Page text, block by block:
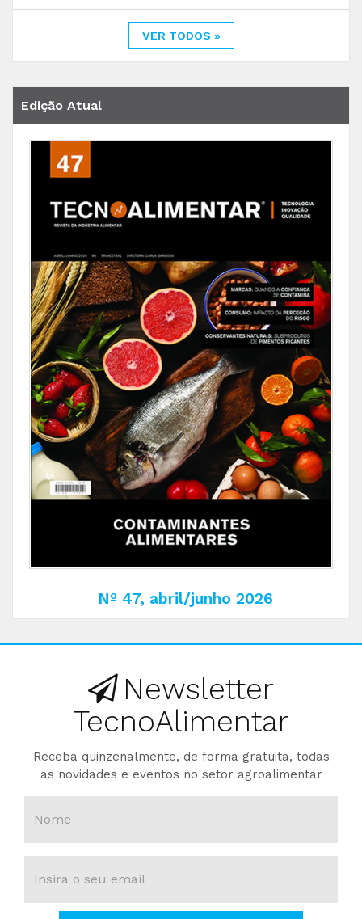
VER TODOS »
Edição Atual
Nº 47, abril/junho 2026
Newsletter
TecnoAlimentar
Receba quinzenalmente, de forma gratuita, todas
as novidades e eventos no setor agroalimentar